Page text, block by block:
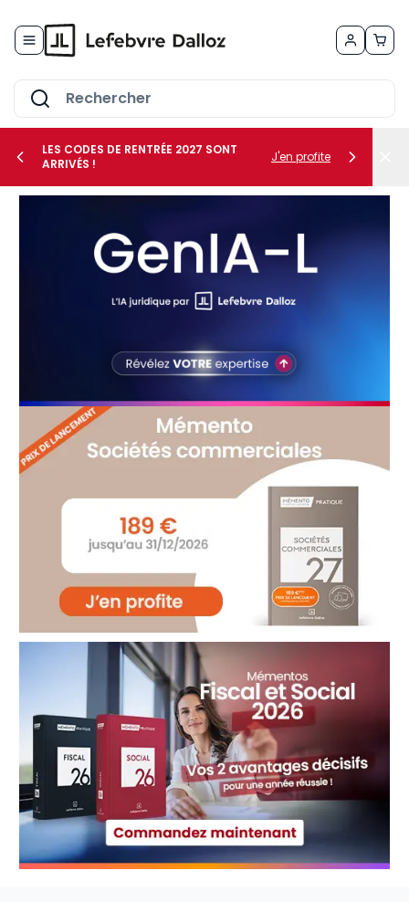
le sous-menu Vos besoins
LES CODES DE RENTRÉE 2027 SONT
ARRIVÉS !
J'en profite